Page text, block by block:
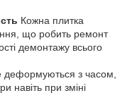
Кожна плитка
що робить ремонт
демонтажу всього
деформуються з часом,
навіть при зміні